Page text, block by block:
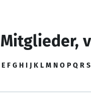
E F G H I J K L M N O P Q R S